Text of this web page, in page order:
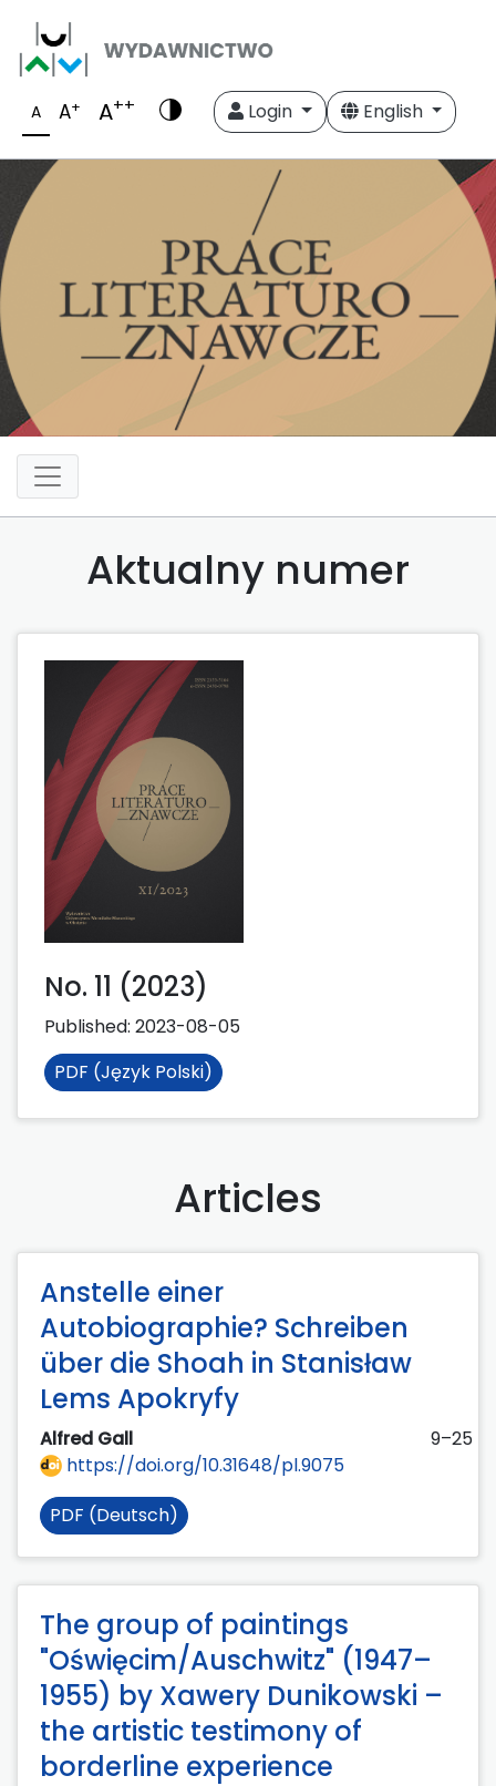
A A+ A++ Login English
Aktualny numer
No. 11 (2023)
Published: 2023-08-05
PDF (Język Polski)
Articles
Anstelle einer
Autobiographie? Schreiben
über die Shoah in Stanisław
Lems Apokryfy
Alfred Gall
9–25
https://doi.org/10.31648/pl.9075
PDF (Deutsch)
The group of paintings
"Oświęcim/Auschwitz" (1947–
1955) by Xawery Dunikowski –
the artistic testimony of
borderline experience